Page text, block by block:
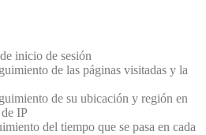
inicio de sesión
de las páginas visitadas y la
de su ubicación y región en
IP
del tiempo que se pasa en cada